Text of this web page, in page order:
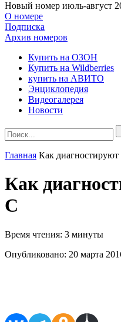
Новый номер июль-август
О номере
Подписка
Архив номеров
Купить на ОЗОН
Купить на Wildberries
купить на АВИТО
Энциклопедия
Видеогалерея
Новости
Главная Как диагностируют
Как
С
Время чтения: 3 минуты
Опубликовано: 20 марта